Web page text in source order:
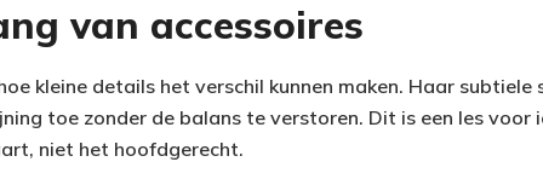
van accessoires
kleine details het verschil kunnen maken. Haar subtiele
toe zonder de balans te verstoren. Dit is een les voor
niet het hoofdgerecht.